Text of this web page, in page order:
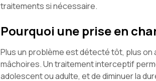
traitements si nécessaire.
Pourquoi une prise en
Plus un problème est détecté tôt, plus on
mâchoires. Un traitement interceptif
adolescent ou adulte, et de diminuer la